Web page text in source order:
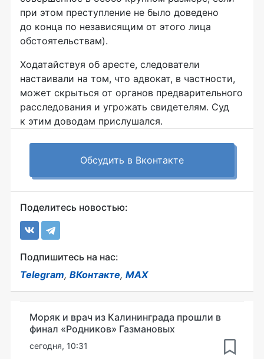
при этом преступление не было доведено
до конца по независящим от этого лица
обстоятельствам).
Ходатайствуя об аресте, следователи
настаивали на том, что адвокат, в частности,
может скрыться от органов предварительного
расследования и угрожать свидетелям. Суд
к этим доводам прислушался.
Обсудить в Вконтакте
Поделитесь новостью:
Подпишитесь на нас:
Telegram, ВКонтакте, MAX
Моряк и врач из Калининграда прошли в
финал «Родников» Газмановых
сегодня, 10:31